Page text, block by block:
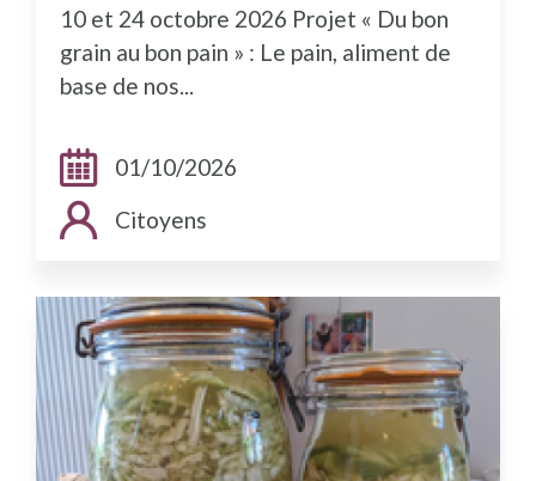
10 et 24 octobre 2026 Projet « Du bon
grain au bon pain » : Le pain, aliment de
base de nos...
Dates:01/10/2026
Public cible:
Citoyens